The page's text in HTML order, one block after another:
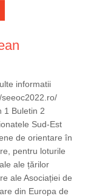
informatii
seeoc2022.ro/
1 Buletin 2
Sud-Est
de orientare în
pentru loturile
ale țărilor
ale Asociației de
din Europa de